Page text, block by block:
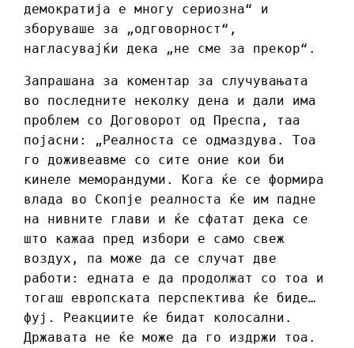
демократија е многу сериозна“ и
зборуваше за „одговорност“,
нагласувајќи дека „не сме за прекор“.
Запрашана за коментар за случувањата
во последните неколку дена и дали има
проблем со Договорот од Преспа, таа
појасни: „Реалноста се одмаздува. Тоа
го доживеавме со сите оние кои би
кинеле меморандуми. Кога ќе се формира
влада во Скопје реалноста ќе им падне
на нивните глави и ќе сфатат дека се
што кажаа пред избори е само свеж
воздух, па може да се случат две
работи: едната е да продолжат со тоа и
тогаш европската перспектива ќе биде…
фуј. Реакциите ќе бидат колосални.
Државата не ќе може да го издржи тоа.